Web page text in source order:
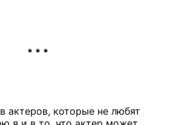
* * *
актеров, которые не любят